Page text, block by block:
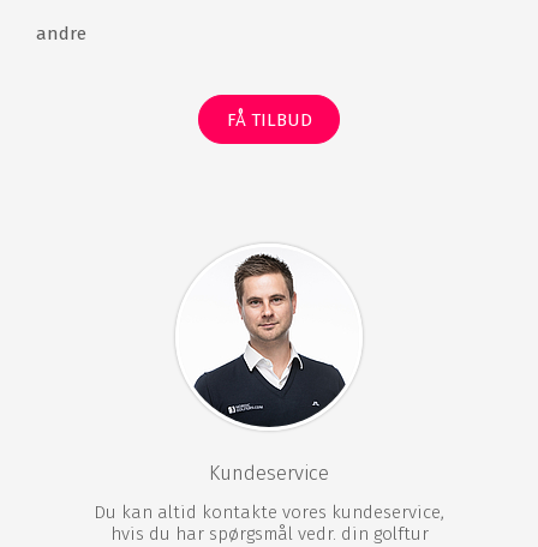
andre
FÅ TILBUD
Kundeservice
Du kan altid kontakte vores kundeservice,
hvis du har spørgsmål vedr. din golftur